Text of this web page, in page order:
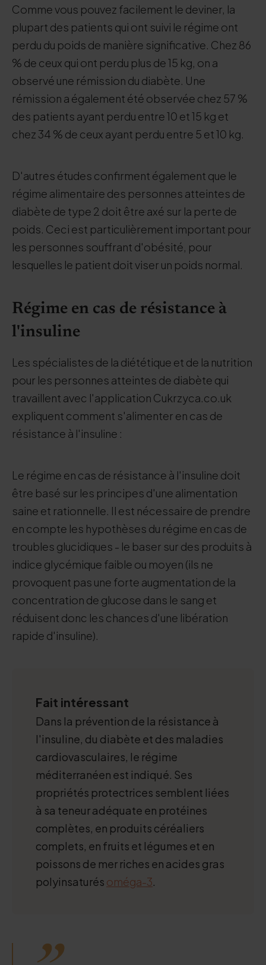
Comme vous pouvez facilement le deviner, la
plupart des patients qui ont suivi le régime ont
perdu du poids de manière significative. Chez 86
% de ceux qui ont perdu plus de 15 kg, on a
observé une rémission du diabète. Une
rémission a également été observée chez 57 %
des patients ayant perdu entre 10 et 15 kg et
chez 34 % de ceux ayant perdu entre 5 et 10 kg.
D'autres études confirment également que le
régime alimentaire des personnes atteintes de
diabète de type 2 doit être axé sur la perte de
poids. Ceci est particulièrement important pour
les personnes souffrant d'obésité, pour
lesquelles le patient doit viser un poids normal.
Régime en cas de résistance à
l'insuline
Les spécialistes de la diététique et de la nutrition
pour les personnes atteintes de diabète qui
travaillent avec l'application Cukrzyca.co.uk
expliquent comment s'alimenter en cas de
résistance à l'insuline :
Le régime en cas de résistance à l'insuline doit
être basé sur les principes d'une alimentation
saine et rationnelle. Il est nécessaire de prendre
en compte les hypothèses du régime en cas de
troubles glucidiques - le baser sur des produits à
indice glycémique faible ou moyen (ils ne
provoquent pas une forte augmentation de la
concentration de glucose dans le sang et
réduisent donc les chances d'une libération
rapide d'insuline).
Fait intéressant
Dans la prévention de la résistance à
l'insuline, du diabète et des maladies
cardiovasculaires, le régime
méditerranéen est indiqué. Ses
propriétés protectrices semblent liées
à sa teneur adéquate en protéines
complètes, en produits céréaliers
complets, en fruits et légumes et en
poissons de mer riches en acides gras
polyinsaturés oméga-3.